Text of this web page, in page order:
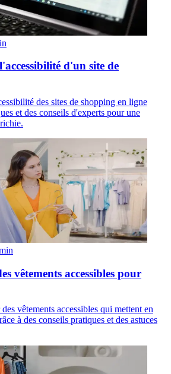
d'un site de
des sites de shopping en ligne
et des conseils d'experts pour une
vêtements accessibles pour
vêtements accessibles qui mettent en
à des conseils pratiques et des astuces